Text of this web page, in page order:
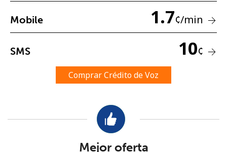
Mínimo 8 caracteres
Una letra mayúscula y una minúscula
Un caracter especial
Mantente en contacto para recibir nuestras mejores
Mobile 1.7¢/min
SMS 10¢
Comprar Crédito de Voz
Mejor oferta